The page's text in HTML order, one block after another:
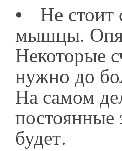
•
Не стоит
мышцы.
Некоторые
нужно до
На самом
постоянные
будет.